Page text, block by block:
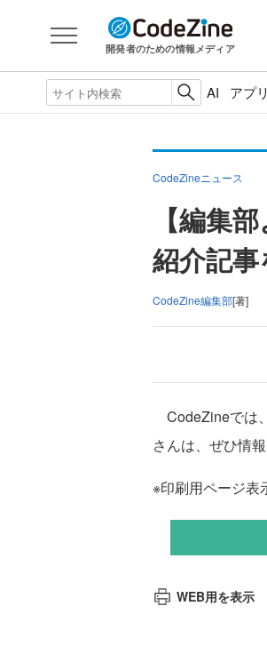
開発者のための情報メディア
AI アプ
CodeZineニュース
【編集
紹介記事
CodeZine編集部[著]
CodeZineでは
さんは、ぜひ情
※印刷用ページ表
WEB用を表示